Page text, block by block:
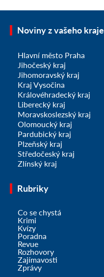
Noviny z vašeho kraje
Hlavní město Praha
Jihočeský kraj
Jihomoravský kraj
Kraj Vysočina
Královéhradecký kraj
Liberecký kraj
Moravskoslezský kraj
Olomoucký kraj
Pardubický kraj
Plzeňský kraj
Středočeský kraj
Zlínský kraj
Rubriky
Co se chystá
Krimi
Kvízy
Poradna
Revue
Rozhovory
Zajímavosti
Zprávy